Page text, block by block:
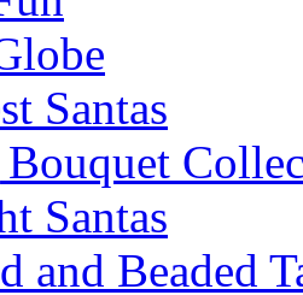
Santas
Santas
and Beaded